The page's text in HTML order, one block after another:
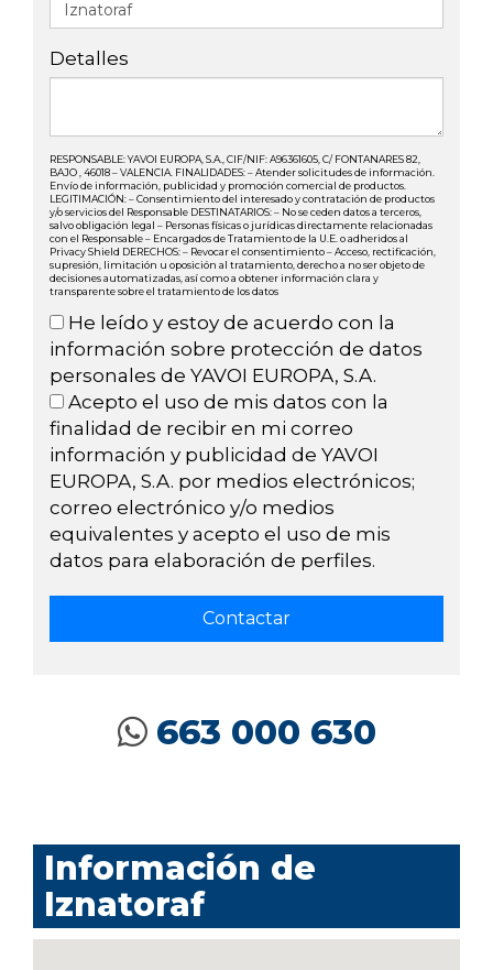
Detalles
RESPONSABLE: YAVOI EUROPA, S.A., CIF/NIF: A96361605, C/ FONTANARES 82,
BAJO , 46018 – VALENCIA. FINALIDADES: – Atender solicitudes de información.
Envío de información, publicidad y promoción comercial de productos.
LEGITIMACIÓN: – Consentimiento del interesado y contratación de productos
y/o servicios del Responsable DESTINATARIOS: – No se ceden datos a terceros,
salvo obligación legal – Personas físicas o jurídicas directamente relacionadas
con el Responsable – Encargados de Tratamiento de la U.E. o adheridos al
Privacy Shield DERECHOS: – Revocar el consentimiento – Acceso, rectificación,
supresión, limitación u oposición al tratamiento, derecho a no ser objeto de
decisiones automatizadas, así como a obtener información clara y
transparente sobre el tratamiento de los datos
He leído y estoy de acuerdo con la
información sobre protección de datos
personales de YAVOI EUROPA, S.A.
Acepto el uso de mis datos con la
finalidad de recibir en mi correo
información y publicidad de YAVOI
EUROPA, S.A. por medios electrónicos;
correo electrónico y/o medios
equivalentes y acepto el uso de mis
datos para elaboración de perfiles.
663 000 630
Información de
Iznatoraf